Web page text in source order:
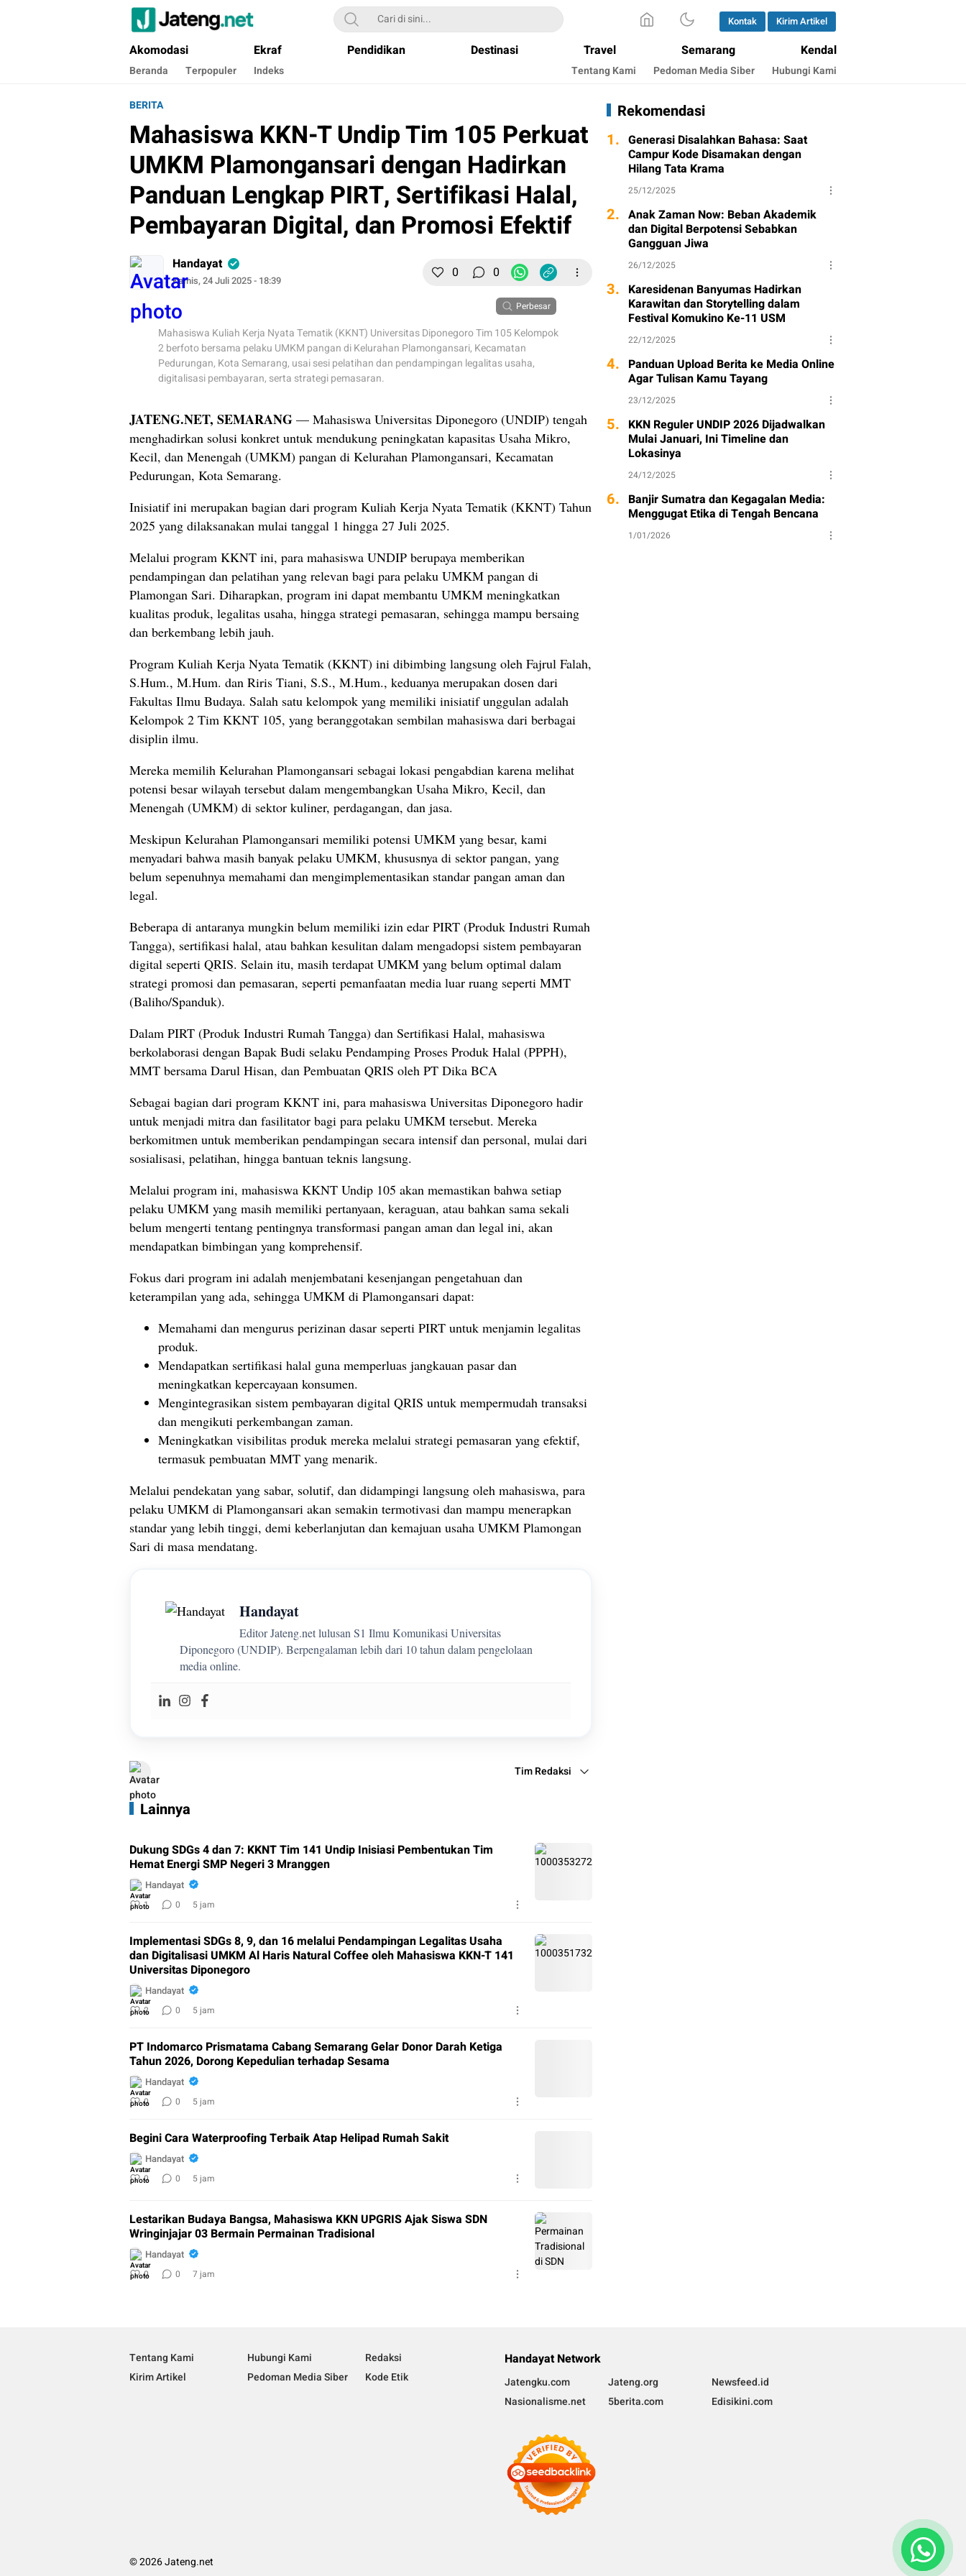
Jateng.net
Portal Media Anak Muda Jawa Tengah
Kontak Kirim Artikel
Akomodasi Ekraf Pendidikan Destinasi Travel Semarang Kendal
Beranda Terpopuler Indeks Tentang Kami Pedoman Media Siber Hubungi Kami
BERITA
Mahasiswa KKN-T Undip Tim 105 Perkuat
UMKM Plamongansari dengan Hadirkan
Panduan Lengkap PIRT, Sertifikasi Halal,
Pembayaran Digital, dan Promosi Efektif
Handayat
Kamis, 24 Juli 2025 - 18:39 0 0
Perbesar
Mahasiswa Kuliah Kerja Nyata Tematik (KKNT) Universitas Diponegoro Tim 105 Kelompok
2 berfoto bersama pelaku UMKM pangan di Kelurahan Plamongansari, Kecamatan
Pedurungan, Kota Semarang, usai sesi pelatihan dan pendampingan legalitas usaha,
digitalisasi pembayaran, serta strategi pemasaran.
JATENG.NET, SEMARANG — Mahasiswa Universitas Diponegoro (UNDIP) tengah
menghadirkan solusi konkret untuk mendukung peningkatan kapasitas Usaha Mikro,
Kecil, dan Menengah (UMKM) pangan di Kelurahan Plamongansari, Kecamatan
Pedurungan, Kota Semarang.
Inisiatif ini merupakan bagian dari program Kuliah Kerja Nyata Tematik (KKNT) Tahun
2025 yang dilaksanakan mulai tanggal 1 hingga 27 Juli 2025.
Melalui program KKNT ini, para mahasiswa UNDIP berupaya memberikan
pendampingan dan pelatihan yang relevan bagi para pelaku UMKM pangan di
Plamongan Sari. Diharapkan, program ini dapat membantu UMKM meningkatkan
kualitas produk, legalitas usaha, hingga strategi pemasaran, sehingga mampu bersaing
dan berkembang lebih jauh.
Program Kuliah Kerja Nyata Tematik (KKNT) ini dibimbing langsung oleh Fajrul Falah,
S.Hum., M.Hum. dan Riris Tiani, S.S., M.Hum., keduanya merupakan dosen dari
Fakultas Ilmu Budaya. Salah satu kelompok yang memiliki inisiatif unggulan adalah
Kelompok 2 Tim KKNT 105, yang beranggotakan sembilan mahasiswa dari berbagai
disiplin ilmu.
Mereka memilih Kelurahan Plamongansari sebagai lokasi pengabdian karena melihat
potensi besar wilayah tersebut dalam mengembangkan Usaha Mikro, Kecil, dan
Menengah (UMKM) di sektor kuliner, perdagangan, dan jasa.
Meskipun Kelurahan Plamongansari memiliki potensi UMKM yang besar, kami
menyadari bahwa masih banyak pelaku UMKM, khususnya di sektor pangan, yang
belum sepenuhnya memahami dan mengimplementasikan standar pangan aman dan
legal.
Beberapa di antaranya mungkin belum memiliki izin edar PIRT (Produk Industri Rumah
Tangga), sertifikasi halal, atau bahkan kesulitan dalam mengadopsi sistem pembayaran
digital seperti QRIS. Selain itu, masih terdapat UMKM yang belum optimal dalam
strategi promosi dan pemasaran, seperti pemanfaatan media luar ruang seperti MMT
(Baliho/Spanduk).
Dalam PIRT (Produk Industri Rumah Tangga) dan Sertifikasi Halal, mahasiswa
berkolaborasi dengan Bapak Budi selaku Pendamping Proses Produk Halal (PPPH),
MMT bersama Darul Hisan, dan Pembuatan QRIS oleh PT Dika BCA
Sebagai bagian dari program KKNT ini, para mahasiswa Universitas Diponegoro hadir
untuk menjadi mitra dan fasilitator bagi para pelaku UMKM tersebut. Mereka
berkomitmen untuk memberikan pendampingan secara intensif dan personal, mulai dari
sosialisasi, pelatihan, hingga bantuan teknis langsung.
Melalui program ini, mahasiswa KKNT Undip 105 akan memastikan bahwa setiap
pelaku UMKM yang masih memiliki pertanyaan, keraguan, atau bahkan sama sekali
belum mengerti tentang pentingnya transformasi pangan aman dan legal ini, akan
mendapatkan bimbingan yang komprehensif.
Fokus dari program ini adalah menjembatani kesenjangan pengetahuan dan
keterampilan yang ada, sehingga UMKM di Plamongansari dapat:
Memahami dan mengurus perizinan dasar seperti PIRT untuk menjamin legalitas
produk.
Mendapatkan sertifikasi halal guna memperluas jangkauan pasar dan
meningkatkan kepercayaan konsumen.
Mengintegrasikan sistem pembayaran digital QRIS untuk mempermudah transaksi
dan mengikuti perkembangan zaman.
Meningkatkan visibilitas produk mereka melalui strategi pemasaran yang efektif,
termasuk pembuatan MMT yang menarik.
Melalui pendekatan yang sabar, solutif, dan didampingi langsung oleh mahasiswa, para
pelaku UMKM di Plamongansari akan semakin termotivasi dan mampu menerapkan
standar yang lebih tinggi, demi keberlanjutan dan kemajuan usaha UMKM Plamongan
Sari di masa mendatang.
Handayat
Editor Jateng.net lulusan S1 Ilmu Komunikasi Universitas
Diponegoro (UNDIP). Berpengalaman lebih dari 10 tahun dalam pengelolaan
media online.
Tim Redaksi
Lainnya
Dukung SDGs 4 dan 7: KKNT Tim 141 Undip Inisiasi Pembentukan Tim
Hemat Energi SMP Negeri 3 Mranggen
Handayat
1 0 5 jam
Implementasi SDGs 8, 9, dan 16 melalui Pendampingan Legalitas Usaha
dan Digitalisasi UMKM Al Haris Natural Coffee oleh Mahasiswa KKN-T 141
Universitas Diponegoro
Handayat
2 0 5 jam
PT Indomarco Prismatama Cabang Semarang Gelar Donor Darah Ketiga
Tahun 2026, Dorong Kepedulian terhadap Sesama
Handayat
0 0 5 jam
Begini Cara Waterproofing Terbaik Atap Helipad Rumah Sakit
Handayat
0 0 5 jam
Lestarikan Budaya Bangsa, Mahasiswa KKN UPGRIS Ajak Siswa SDN
Wringinjajar 03 Bermain Permainan Tradisional
Handayat
0 0 7 jam
Rekomendasi
1. Generasi Disalahkan Bahasa: Saat
Campur Kode Disamakan dengan
Hilang Tata Krama
25/12/2025
2. Anak Zaman Now: Beban Akademik
dan Digital Berpotensi Sebabkan
Gangguan Jiwa
26/12/2025
3. Karesidenan Banyumas Hadirkan
Karawitan dan Storytelling dalam
Festival Komukino Ke-11 USM
22/12/2025
4. Panduan Upload Berita ke Media Online
Agar Tulisan Kamu Tayang
23/12/2025
5. KKN Reguler UNDIP 2026 Dijadwalkan
Mulai Januari, Ini Timeline dan
Lokasinya
24/12/2025
6. Banjir Sumatra dan Kegagalan Media:
Menggugat Etika di Tengah Bencana
1/01/2026
Tentang Kami Hubungi Kami
Redaksi
Kirim Artikel
Pedoman Media Siber Kode Etik
Handayat Network
Jatengku.com Jateng.org
Newsfeed.id
Nasionalisme.net
5berita.com Edisikini.com
© 2026 Jateng.net